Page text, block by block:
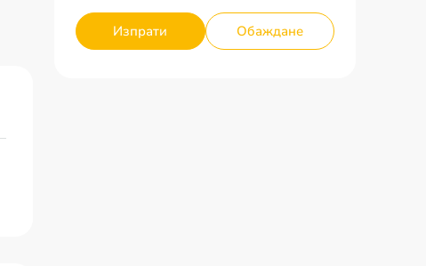
Изпрати Обаждане